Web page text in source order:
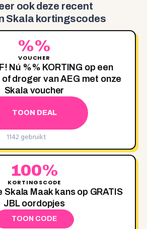
ook deze recent
Skala kortingscodes
%%
VOUCHER
Nú ‌%‌% KORTING op een
droger van AEG met onze
Skala voucher
TOON DEAL
1142 gebruikt
100%
KORTINGSCODE
Skala Maak kans op GRATIS
JBL oordopjes
TOON CODE